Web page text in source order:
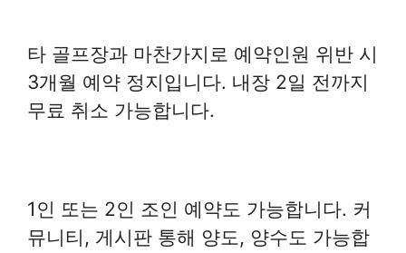
타 골프장과 마찬가지로 예약인원 위반 시
3개월 예약 정지입니다. 내장 2일 전까지
무료 취소 가능합니다.
1인 또는 2인 조인 예약도 가능합니다. 커
뮤니티, 게시판 통해 양도, 양수도 가능합